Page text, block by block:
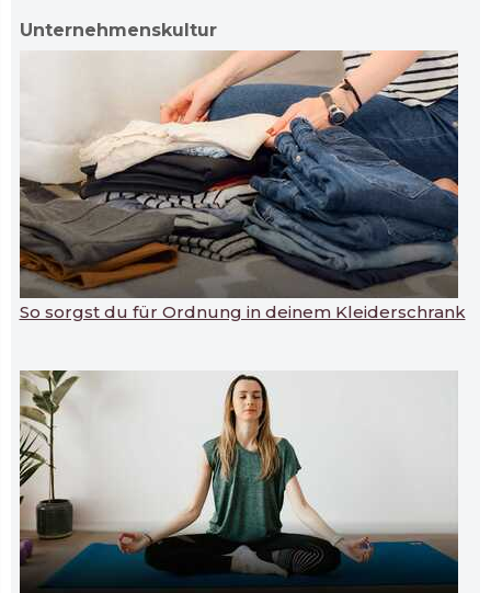
Unternehmenskultur
So sorgst du für Ordnung in deinem Kleiderschrank